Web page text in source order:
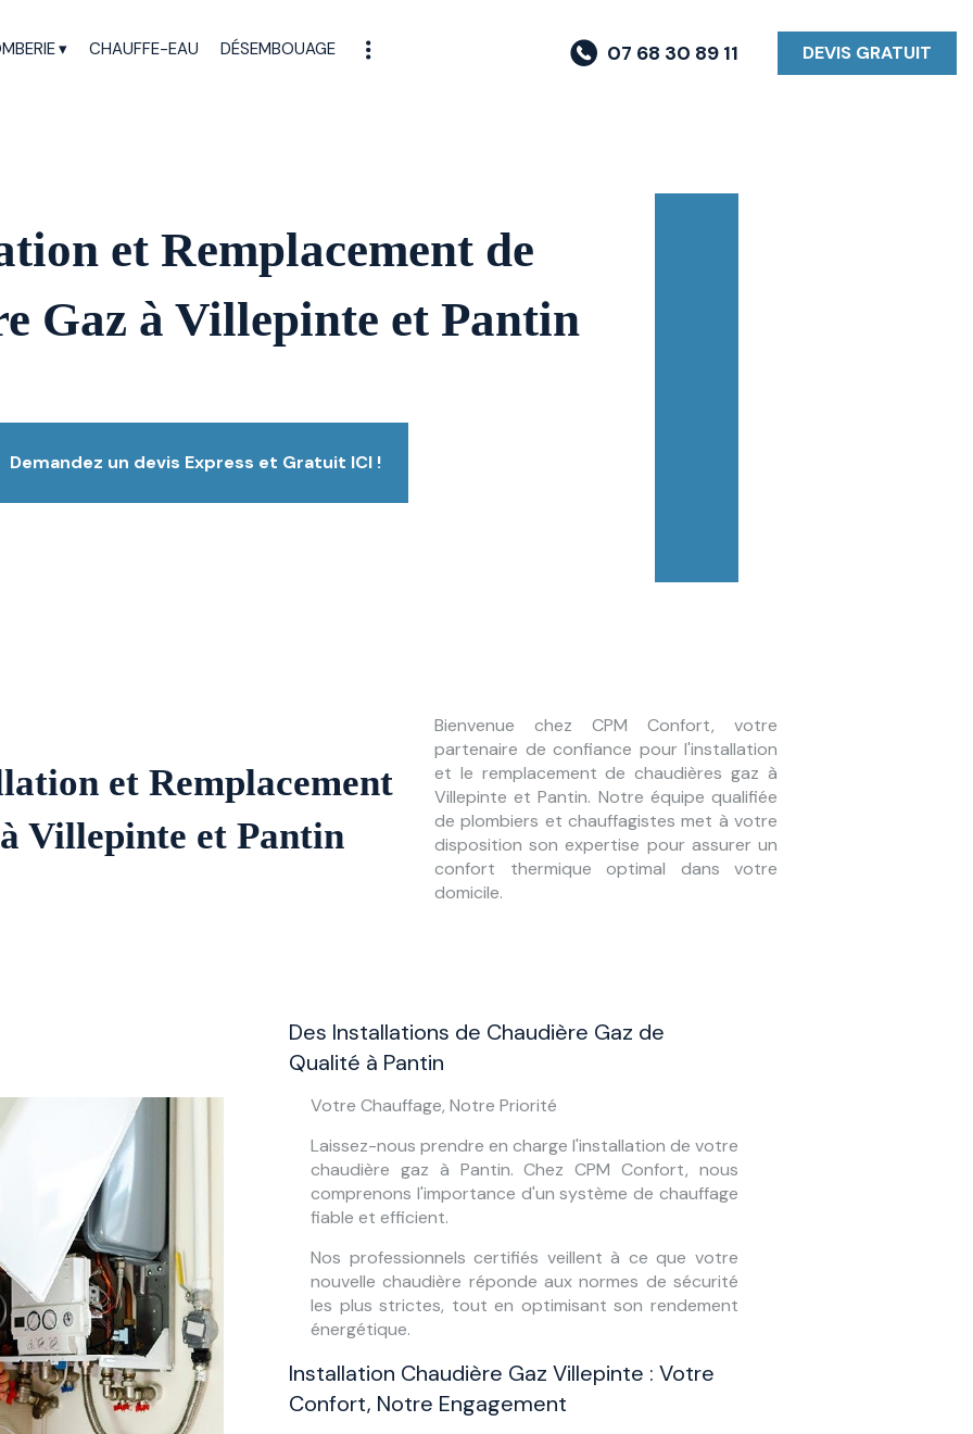
DEVIS GRATUIT
07 68 30 89 11
CHAUFFE-EAU DÉSEMBOUAGE
et Remplacement de
Gaz à Villepinte et Pantin
Demandez un devis Express et Gratuit ICI !
et Remplacement
Villepinte et Pantin
Bienvenue chez CPM Confort, votre
partenaire de confiance pour l'installation
et le remplacement de chaudières gaz à
Villepinte et Pantin. Notre équipe qualifiée
de plombiers et chauffagistes met à votre
disposition son expertise pour assurer un
confort thermique optimal dans votre
domicile.
Des Installations de Chaudière Gaz de
Qualité à Pantin
Votre Chauffage, Notre Priorité
Laissez-nous prendre en charge l'installation de votre
chaudière gaz à Pantin. Chez CPM Confort, nous
comprenons l'importance d'un système de chauffage
fiable et efficient.
Nos professionnels certifiés veillent à ce que votre
nouvelle chaudière réponde aux normes de sécurité
les plus strictes, tout en optimisant son rendement
énergétique.
Installation Chaudière Gaz Villepinte : Votre
Confort, Notre Engagement